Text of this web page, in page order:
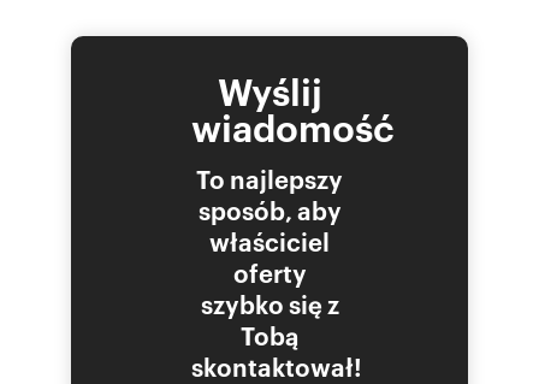
Wyślij
wiadomość
To najlepszy
sposób, aby
właściciel
oferty
szybko się z
Tobą
skontaktował!